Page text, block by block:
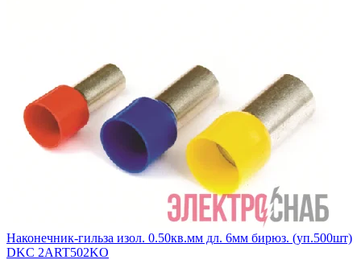
Наконечник-гильза изол. 0.50кв.мм дл. 6мм бирюз. (уп.500шт)
DKC 2ART502KO